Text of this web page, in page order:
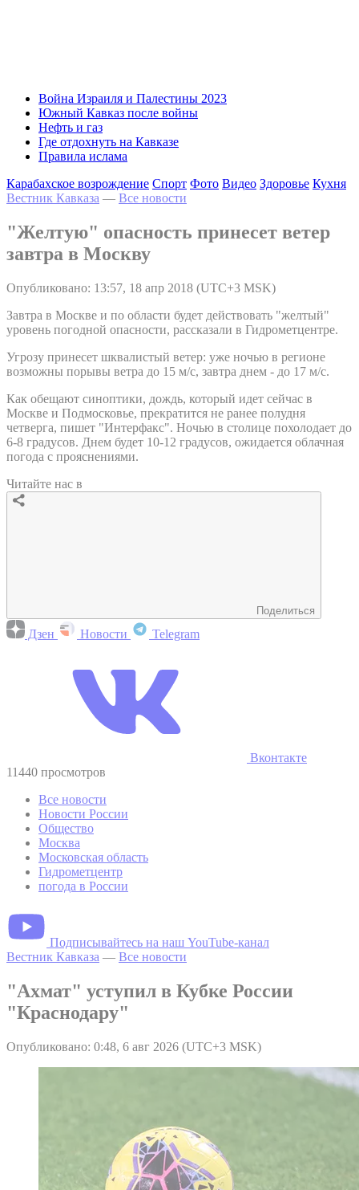
Война Израиля и Палестины 2023
Южный Кавказ после войны
Нефть и газ
Где отдохнуть на Кавказе
Правила ислама
Карабахское возрождение Спорт Фото Видео Здоровье Кухня
Вестник Кавказа — Все новости
"Желтую" опасность принесет ветер
завтра в Москву
Опубликовано: 13:57, 18 апр 2018 (UTC+3 MSK)
Завтра в Москве и по области будет действовать "желтый"
уровень погодной опасности, рассказали в Гидрометцентре.
Угрозу принесет шквалистый ветер: уже ночью в регионе
возможны порывы ветра до 15 м/с, завтра днем - до 17 м/с.
Как обещают синоптики, дождь, который идет сейчас в
Москве и Подмосковье, прекратится не ранее полудня
четверга, пишет "Интерфакс". Ночью в столице похолодает до
6-8 градусов. Днем будет 10-12 градусов, ожидается облачная
погода с прояснениями.
Читайте нас в
Поделиться
Дзен Новости Telegram
Вконтакте
11440 просмотров
Все новости
Новости России
Общество
Москва
Московская область
Гидрометцентр
погода в России
Подписывайтесь на наш YouTube-канал
Вестник Кавказа — Все новости
"Ахмат" уступил в Кубке России
"Краснодару"
Опубликовано: 0:48, 6 авг 2026 (UTC+3 MSK)